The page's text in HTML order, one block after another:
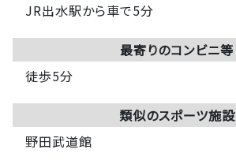
JR出水駅から車で5分
最寄りのコンビニ等
徒歩5分
類似のスポーツ施設
野田武道館